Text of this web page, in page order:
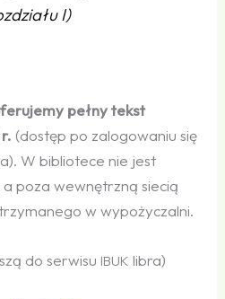
I)
pełny tekst
(dostęp po zalogowaniu się
W bibliotece nie jest
poza wewnętrzną siecią
w wypożyczalni.
do serwisu IBUK libra)